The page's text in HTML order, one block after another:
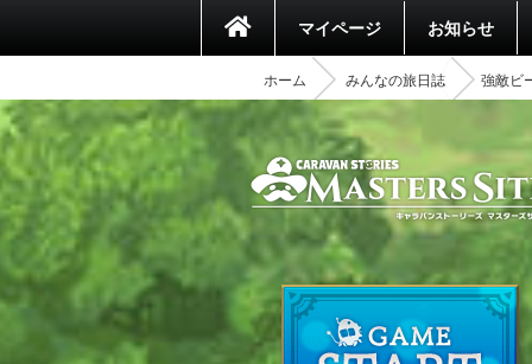
マイページ お知らせ
ホーム みんなの旅日誌 強敵ビ